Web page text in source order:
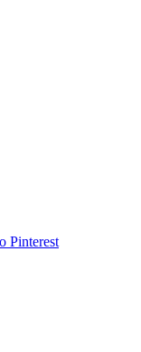
Pinterest